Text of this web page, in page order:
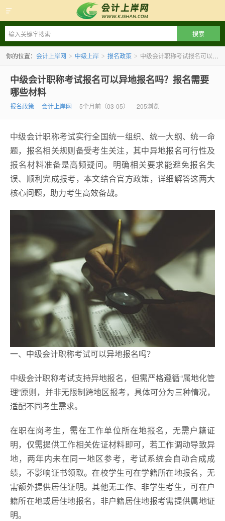
会计上岸网
你的位置： 会计上岸网 > 中级上岸 > 报名政策 > 中级会计职称考试报名可以异地报名吗？报名需要哪些材料
中级会计职称考试报名可以异地报名吗？报名需要
哪些材料
报名政策 会计上岸网 5个月前（03-05） 205浏览
中级会计职称考试实行全国统一组织、统一大纲、统一命
题，报名相关规则备受考生关注，其中异地报名可行性及
报名材料准备是高频疑问。明确相关要求能避免报名失
误、顺利完成报考，本文结合官方政策，详细解答这两大
核心问题，助力考生高效备战。
一、中级会计职称考试可以异地报名吗？
中级会计职称考试支持异地报名，但需严格遵循“属地化管
理”原则，并非无限制跨地区报考，具体可分为三种情况，
适配不同考生需求。
在职在岗考生，需在工作单位所在地报名，无需户籍证
明，仅需提供工作相关佐证材料即可，若工作调动导致异
地，两年内未在同一地区参考，考试系统会自动合成成
绩，不影响证书领取。在校学生可在学籍所在地报名，无
需额外提供居住证明。其他无工作、非学生考生，可在户
籍所在地或居住地报名，非户籍居住地报考需提供属地证
明。